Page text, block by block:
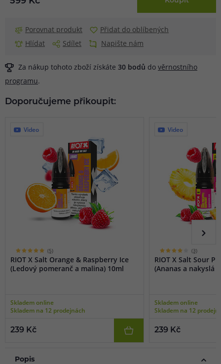
Porovnat produkt
Přidat do oblíbených
Hlídat
Sdílet Napište nám
Za nákup tohoto zboží získáte 30 bodů do věrnostního
programu.
Doporučujeme přikoupit:
Video
(5)
RIOT X Salt Orange & Raspberry Ice
(Ledový pomeranč a malina) 10ml
Skladem online
Skladem na 12 prodejnách
239 Kč
Video
(3)
RIOT X Salt Sour
(Ananas a nakyslá
Skladem online
Skladem na 12
239 Kč
Popis